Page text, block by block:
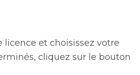
et choisissez votre
cliquez sur le bouton